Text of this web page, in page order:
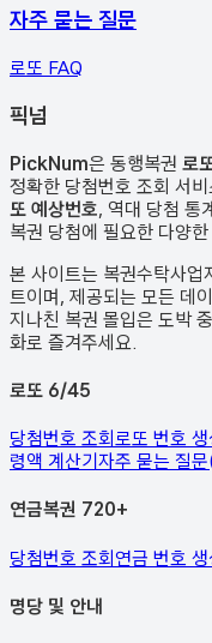
자주 묻는 질문
로또 FAQ
픽넘
PickNum은 동행복권 로
정확한 당첨번호 조회 서
또 예상번호, 역대 당첨 통
복권 당첨에 필요한 다양
본 사이트는 복권수탁사업
트이며, 제공되는 모든 데
지나친 복권 몰입은 도박
화로 즐겨주세요.
로또 6/45
당첨번호 조회로또 번호 생
령액 계산기자주 묻는 질
연금복권 720+
당첨번호 조회연금 번호 생
명당 및 안내